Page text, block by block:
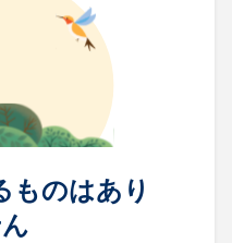
ものはあり